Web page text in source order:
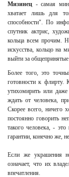
Мизинец - самая
хватает лишь для
способности". По
спутник актрис,
кольца всем прочим.
искусства, кольцо на
выйти за
Более того, это
готовности к флирту.
утихомирить или
ждать от человека,
Скорее всего, ничего
постоянно говорить
такого человека, - это
гарантии, конечно же,
Если же украшения
означает, что их
впечатления.